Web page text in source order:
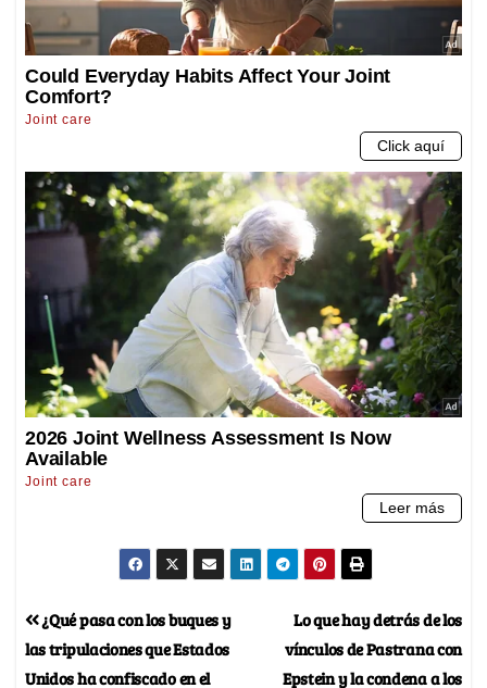
Lo que hay detrás de los
vínculos de Pastrana con
Epstein y la condena a los
¿Qué pasa con los buques y
las tripulaciones que Estados
Unidos ha confiscado en el